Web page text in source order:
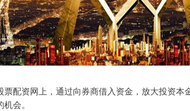
配资网上，通过向券商借入资金，放大投资
会。